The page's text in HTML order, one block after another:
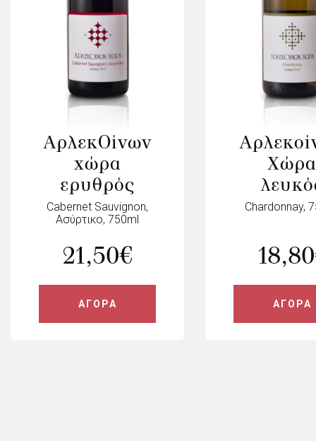
ΑρλεκOίνων
χώρα
ερυθρός
Cabernet Sauvignon,
Ασύρτικο, 750ml
21,50€
ΑΓΟΡΑ
Χώρα
Chardonnay,
18,80
ΑΓΟΡΑ